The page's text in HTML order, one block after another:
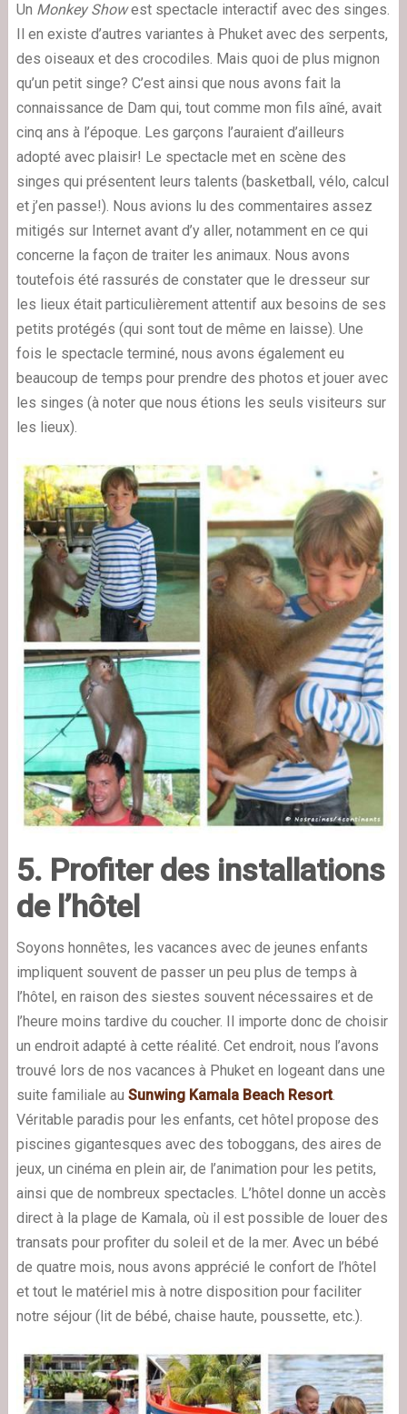
Un Monkey Showest spectacle interactif avec des singes.
Il en existe d’autres variantes à Phuket avec des serpents,
des oiseaux et des crocodiles. Mais quoi de plus mignon
qu’un petit singe? C’est ainsi que nous avons fait la
connaissance de Dam qui, tout comme mon fils aîné, avait
cinq ans à l’époque. Les garçons l’auraient d’ailleurs
adopté avec plaisir! Le spectacle met en scène des
singes qui présentent leurs talents (basketball, vélo, calcul
et j’en passe!). Nous avions lu des commentaires assez
mitigés sur Internet avant d’y aller, notamment en ce qui
concerne la façon de traiter les animaux. Nous avons
toutefois été rassurés de constater que le dresseur sur
les lieux était particulièrement attentif aux besoins de ses
petits protégés (qui sont tout de même en laisse). Une
fois le spectacle terminé, nous avons également eu
beaucoup de temps pour prendre des photos et jouer avec
les singes (à noter que nous étions les seuls visiteurs sur
les lieux).
5. Profiter des installations
de l’hôtel
Soyons honnêtes, les vacances avec de jeunes enfants
impliquent souvent de passer un peu plus de temps à
l’hôtel, en raison des siestes souvent nécessaires et de
l’heure moins tardive du coucher. Il importe donc de choisir
un endroit adapté à cette réalité. Cet endroit, nous l’avons
trouvé lors de nos vacances à Phuket en logeant dans une
suite familiale au Sunwing Kamala Beach Resort.
Véritable paradis pour les enfants, cet hôtel propose des
piscines gigantesques avec des toboggans, des aires de
jeux, un cinéma en plein air, de l’animation pour les petits,
ainsi que de nombreux spectacles. L’hôtel donne un accès
direct à la plage de Kamala, où il est possible de louer des
transats pour profiter du soleil et de la mer. Avec un bébé
de quatre mois, nous avons apprécié le confort de l’hôtel
et tout le matériel mis à notre disposition pour faciliter
notre séjour (lit de bébé, chaise haute, poussette, etc.).